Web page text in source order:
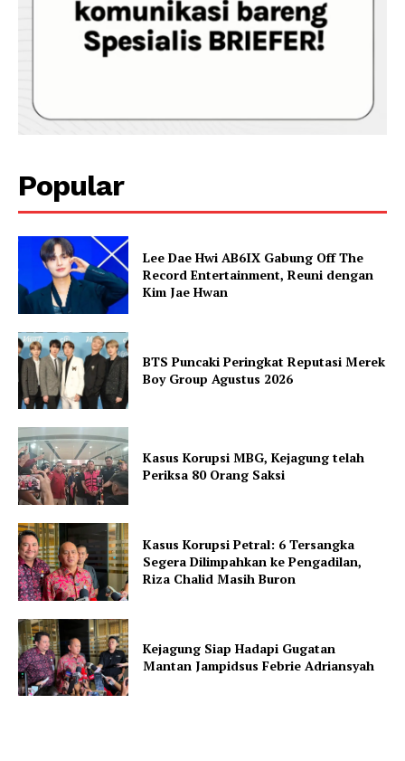
Popular
Lee Dae Hwi AB6IX Gabung Off The
Record Entertainment, Reuni dengan
Kim Jae Hwan
BTS Puncaki Peringkat Reputasi Merek
Boy Group Agustus 2026
Kasus Korupsi MBG, Kejagung telah
Periksa 80 Orang Saksi
Kasus Korupsi Petral: 6 Tersangka
Segera Dilimpahkan ke Pengadilan,
Riza Chalid Masih Buron
Kejagung Siap Hadapi Gugatan
Mantan Jampidsus Febrie Adriansyah